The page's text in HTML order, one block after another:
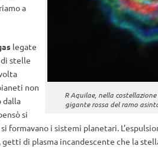
R Aquilae, nella
gigante rossa del ramo
a
legate
stelle
non
dalla
si
formavano i sistemi planetari.
di plasma incandescente che la